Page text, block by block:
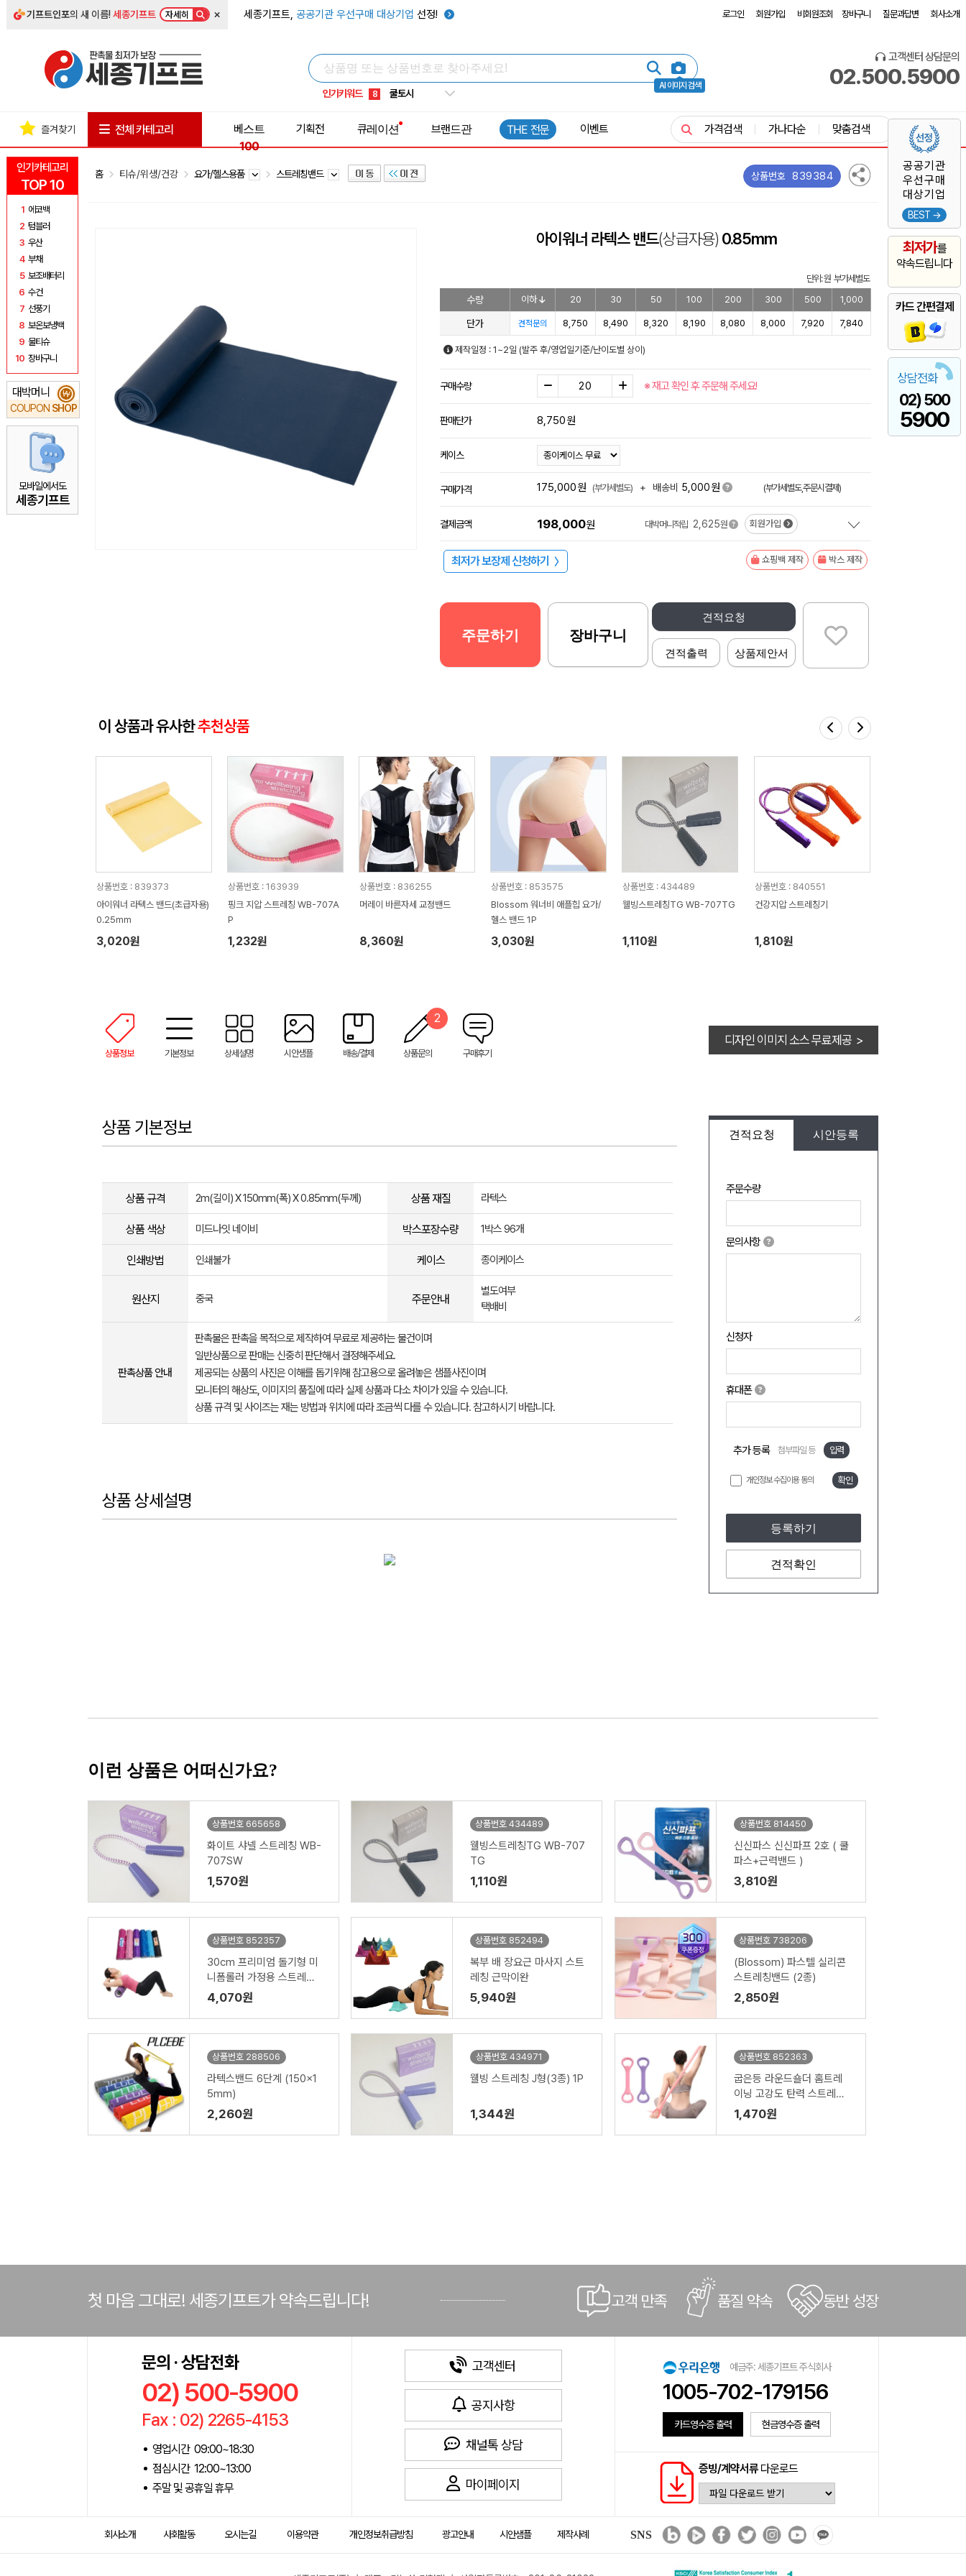
기프트인포의 새 이름!세종기프트 자세히 × 세종기프트, 공공기관 우선구매 대상기업 선정! 로그인 회원가입 비회원조회 장바구니 질문과답변 회사소개
AI 이미지 검색
인기키워드
5 키캡
8 쿨토시
9 넥쿨러
1 선풍기
고객센터 상담문의
02.500.5900
인기카테고리
TOP 10
1 에코백
2 텀블러
3 우산
4 부채
5 보조배터리
6 수건
7 선풍기
8 보온보냉백
9 물티슈
10 장바구니
대박머니
COUPON SHOP
₩
모바일에서도
세종기프트
공공기관
우선구매
대상기업
BEST →
최저가를
약속드립니다
카드 간편결제
상담전화
02) 500
5900
즐겨찾기 전체 카테고리
베스트
100
기획전 큐레이션 브랜드관 THE 전문 이벤트 가격검색 가나다순 맞춤검색
홈 티슈/위생/건강 요가/헬스용품 스트레칭밴드 상품번호 839384
아이워너 라텍스 밴드(상급자용) 0.85mm
단위: 원 부가세별도
수량 이하 20 30 50 100 200 300 500 1,000
단가 견적문의 8,750 8,490 8,320 8,190 8,080 8,000 7,920 7,840
제작일정 : 1~2일 (발주 후/영업일기준/난이도별 상이)
구매수량 ※ 재고 확인 후 주문해 주세요!
판매단가 8,750원
케이스
구매가격 175,000원 (부가세별도) + 배송비 5,000원 (부가세별도,주문시결제)
결제금액 198,000원 대박머니적립 2,625원 회원가입
최저가 보장제 신청하기 〉 쇼핑백 제작 박스 제작
견적요청
견적출력 상품제안서
주문하기 장바구니
이 상품과 유사한추천상품
상품번호 : 839373
아이워너 라텍스 밴드(초급자용)
0.25mm
3,020원
상품번호 : 163939
핑크 지압 스트레칭 WB-707A
P
1,232원
상품번호 : 836255
머레이 바른자세 교정밴드
8,360원
상품번호 : 853575
Blossom 워너비 애플힙 요가/
헬스 밴드 1P
3,030원
상품번호 : 434489
웰빙스트레칭TG WB-707TG
1,110원
상품번호 : 840551
건강지압 스트레칭기
1,810원
상품정보 기본정보 상세설명 시안샘플 배송/결제 상품문의
2
구매후기
디자인 이미지 소스 무료제공 >
견적요청 시안등록
주문수량
문의사항
신청자
휴대폰
추가 등록 첨부파일 등 입력
개인정보 수집이용 동의 확인
등록하기
견적확인
상품 기본정보
상품 규격 2m(길이) X 150mm(폭) X 0.85mm(두께) 상품 재질 라텍스
상품 색상 미드나잇 네이비 박스포장수량 1박스 96개
인쇄방법 인쇄불가 케이스 종이케이스
원산지 중국 주문안내
별도여부
택배비
판촉상품 안내
판촉물은 판촉을 목적으로 제작하여 무료로 제공하는 물건이며
일반상품으로 판매는 신중히 판단해서 결정해주세요.
제공되는 상품의 사진은 이해를 돕기위해 참고용으로 올려놓은 샘플사진이며
모니터의 해상도, 이미지의 품질에 따라 실제 상품과 다소 차이가 있을 수 있습니다.
상품 규격 및 사이즈는 재는 방법과 위치에 따라 조금씩 다를 수 있습니다. 참고하시기 바랍니다.
상품 상세설명
이런 상품은 어떠신가요?
상품번호 665658
화이트 샤넬 스트레칭 WB-
707SW
1,570원
상품번호 434489
웰빙스트레칭TG WB-707
TG
1,110원
상품번호 814450
신신파스 신신파프 2호 ( 쿨
파스+근력밴드 )
3,810원
상품번호 852357
30cm 프리미엄 돌기형 미
니폼롤러 가정용 스트레칭
마사지기
4,070원
상품번호 852494
복부 배 장요근 마사지 스트
레칭 근막이완
5,940원
상품번호 738206
(Blossom) 파스텔 실리콘
스트레칭밴드 (2종)
2,850원
상품번호 288506
라텍스밴드 6단계 (150x1
5mm)
2,260원
상품번호 434971
웰빙 스트레칭 J형(3종) 1P
1,344원
상품번호 852363
굽은등 라운드숄더 홈트레
이닝 고강도 탄력 스트레칭
밴드
1,470원
첫 마음 그대로! 세종기프트가 약속드립니다! 고객 만족 품질 약속 동반 성장
문의 · 상담전화
02) 500-5900
Fax : 02) 2265-4153
영업시간 09:00~18:30
점심시간 12:00~13:00
주말 및 공휴일 휴무
고객센터
공지사항
채널톡 상담
마이페이지
예금주: 세종기프트 주식회사
1005-702-179156
카드영수증 출력 현금영수증 출력
증빙/계약서류다운로드
회사소개 사회활동 오시는길 이용약관 개인정보취급방침 광고안내 시안샘플 제작사례 SNS